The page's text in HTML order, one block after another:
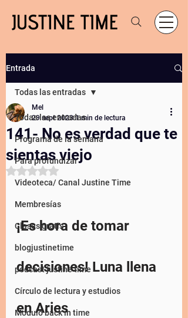
Entrada
Todas las entradas
Programa de la semana
Para profundizar
Videoteca/ Canal Justine Time
Membresías
Clases gratis
blogjustinetime
podcast justine time
Círculo de lectura y estudios
Modulo back in time
Todas las entradas
141- No es verdad que te
sientas viejo
Mel
29 sept 2023 1 min de lectura
Obtuvo NaN de 5 estrellas.
¡Es hora de tomar
decisiones! Luna llena
en Aries